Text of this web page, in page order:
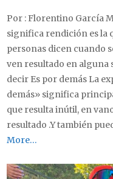
Por : Florentino García
significa rendición es la
personas dicen cuando
ven resultado en alguna
decir Es por demás La
demás» significa
que resulta inútil, en
resultado .Y también
More…